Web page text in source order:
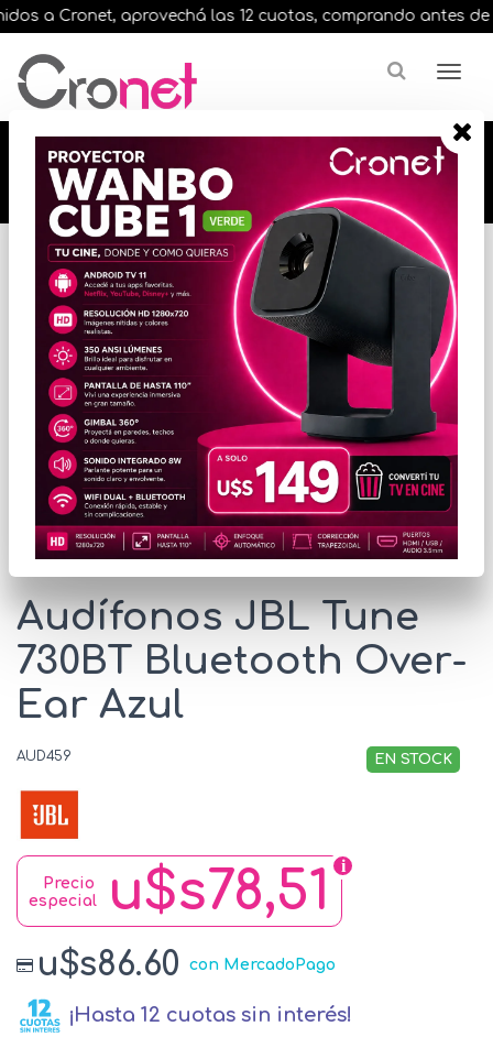
a Cronet, aprovechá las 12 cuotas, comprando antes de
🔥🔥🔥 12 cuotas, en todos nuestros artículos,
comprando antes de las 13 hrs. envíos en el
día 🔥🔥🔥
Inicio AUDIO AURICULARES / VINCHAS
* Las imágenes se exhiben con fines ilustrativos.
Audífonos JBL Tune
730BT Bluetooth Over-
Ear Azul
AUD459 EN STOCK
u$s78,51
Precio
especial
u$s86.60 con MercadoPago
¡Hasta 12 cuotas sin interés!